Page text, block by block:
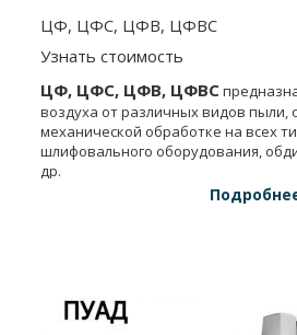
ЦФ, ЦФС, ЦФВ, ЦФВС
Узнать стоимость
ЦФ, ЦФС, ЦФВ, ЦФВС
воздуха от различных видов пыли,
механической обработке на всех
шлифовального оборудования,
др.